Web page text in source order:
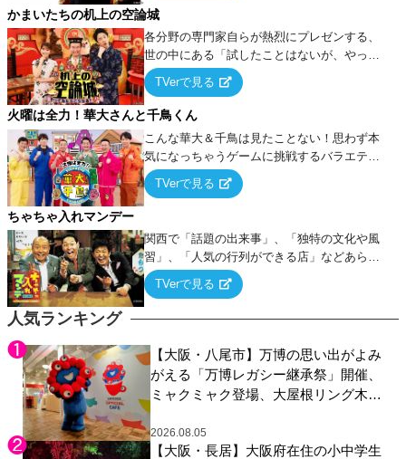
人気ランキング
【大阪・八尾市】万博の思い出がよみ
がえる「万博レガシー継承祭」開催、
ミャクミャク登場、大屋根リング木材
展示も
2026.08.05
【大阪・長居】大阪府在住の小中学生
タを競い合う！
かまいたちの机上の空論城
各分野の専門家自らが熱烈にプレゼンする、
世の中にある「試したことはないが、やって
みたらこうなる！…ハズ」という“机上の空
論”に若手芸人らがカラダを張って挑む！
TVerで見る
火曜は全力！華大さんと千鳥くん
こんな華大＆千鳥は見たことない！思わず本
気になっちゃうゲームに挑戦するバラエティ
ー！
TVerで見る
ちゃちゃ入れマンデー
関西で「話題の出来事」、「独特の文化や風
習」、「人気の行列ができる店」などあらゆ
るテーマについて好き放題にちゃちゃを入れ
ていく関西色を前面に押し出したトークバラ
TVerで見る